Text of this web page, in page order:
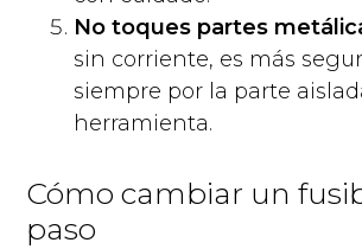
No toques partes
sin corriente, es más
siempre por la parte
herramienta.
Cómo cambiar un
paso